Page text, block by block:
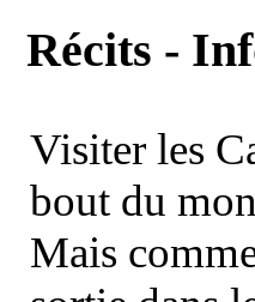
Récits -
Visiter les
bout du
Mais